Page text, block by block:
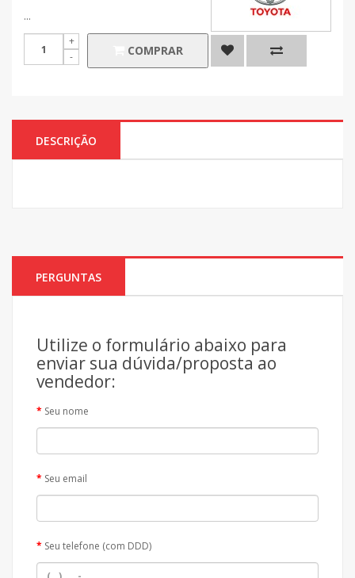
...
COMPRAR
DESCRIÇÃO
PERGUNTAS
Utilize o formulário abaixo para
enviar sua dúvida/proposta ao
vendedor:
Seu nome
Seu email
Seu telefone (com DDD)